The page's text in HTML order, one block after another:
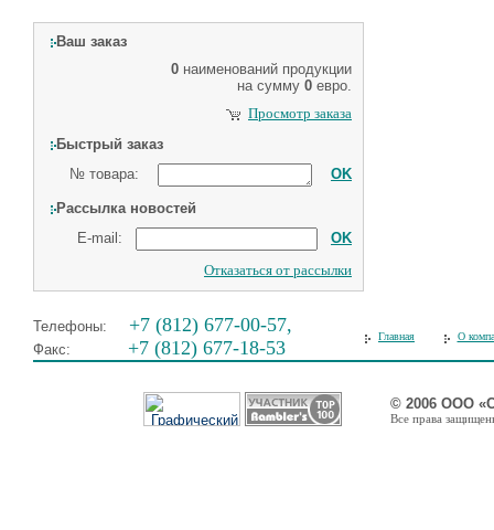
Ваш заказ
0 наименований продукции
на сумму 0 евро.
Просмотр заказа
Быстрый заказ
№ товара:
OK
Рассылка новостей
E-mail:
OK
Отказаться от рассылки
Телефоны: +7 (812) 677-00-57,
Факс: +7 (812) 677-18-53
Главная О
© 2006 ООО
Все права